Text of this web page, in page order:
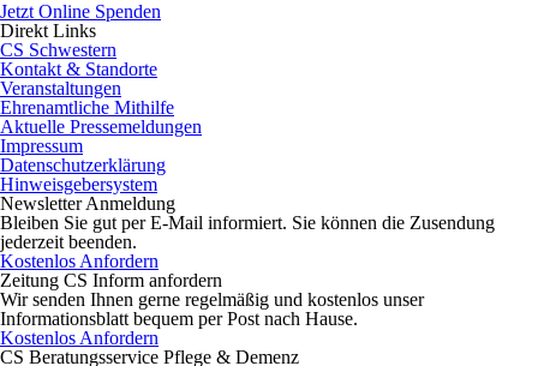
Jetzt Online Spenden
Direkt Links
CS Schwestern
Kontakt & Standorte
Veranstaltungen
Ehrenamtliche Mithilfe
Aktuelle Pressemeldungen
Impressum
Datenschutzerklärung
Hinweisgebersystem
NewsletterAnmeldung
Bleiben Sie gut per E-Mail informiert. Sie können die Zusendung
jederzeit beenden.
Kostenlos Anfordern
Zeitung CS Inform anfordern
Wir senden Ihnen gerne regelmäßig und kostenlos unser
Informationsblatt bequem per Post nach Hause.
Kostenlos Anfordern
CS Beratungsservice Pflege & Demenz